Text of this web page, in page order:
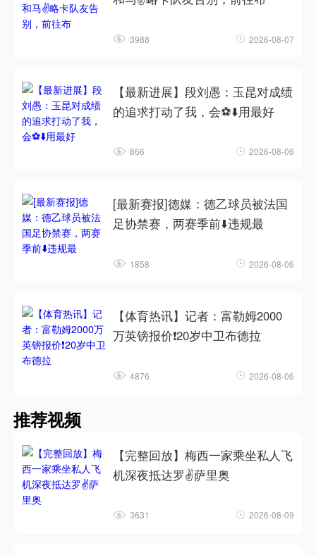
3988 2026-08-07
【最新进展】段刘愚：玉昆对成绩
的追求打动了我，会⚽⬇️用最好
866 2026-08-06
[最新赛报]德媒：德乙球员被法国
足协禁赛，两赛季前⬇️违规最
1858 2026-08-06
【体育热讯】记者：富勒姆2000
万英镑报价❗20岁中卫布德拉
4876 2026-08-06
推荐视频
【完整回放】梅西一家乘坐私人飞
机深夜抵达罗✌️萨里奥
3631 2026-08-09